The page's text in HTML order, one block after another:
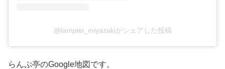
@lamptei_miyazakiがシェアした投稿
らんぷ亭のGoogle地図です。